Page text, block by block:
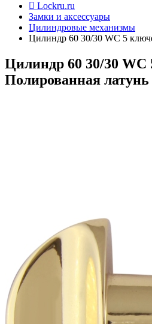
Lockru.ru
Замки и аксессуары
Цилиндровые механизмы
Цилиндр 60 30/30 WC 5
Цилиндр 60 30/30 WC
Полированная латунь